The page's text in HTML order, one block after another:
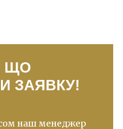
ЩО
ЗАЯВКУ!
наш менеджер